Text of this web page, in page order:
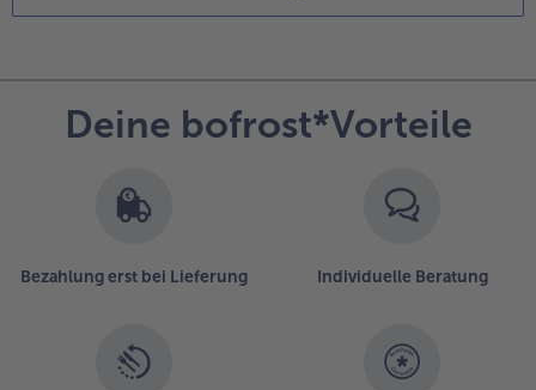
Deine bofrost*Vorteile
Bezahlung erst bei Lieferung Individuelle Beratung